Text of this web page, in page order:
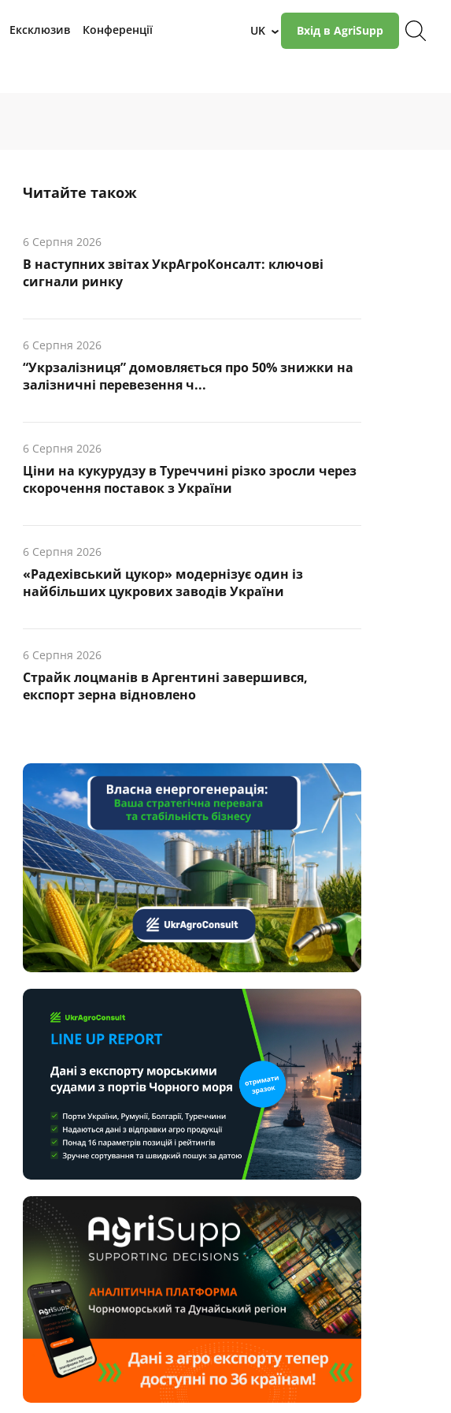
Ексклюзив Конференції UK › Вхід в AgriSupp
Читайте також
6 Серпня 2026
В наступних звітах УкрАгроКонсалт: ключові
cигнали ринку
6 Серпня 2026
“Укрзалізниця” домовляється про 50% знижки на
залізничні перевезення ч...
6 Серпня 2026
Ціни на кукурудзу в Туреччині різко зросли через
скорочення поставок з України
6 Серпня 2026
«Радехівський цукор» модернізує один із
найбільших цукрових заводів України
6 Серпня 2026
Страйк лоцманів в Аргентині завершився,
експорт зерна відновлено